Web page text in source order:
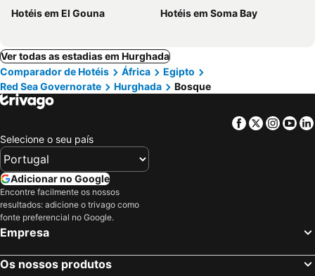
Hotéis em El Gouna
Hotéis em Soma Bay
Ver todas as estadias em Hurghada
Comparador de Hotéis
África
Egipto
Red Sea Governorate
Hurghada Bosque
Facebook
Twitter
Selecione o seu país
Adicionar no Google
Encontre facilmente os nossos
resultados: adicione o trivago como
fonte preferencial no Google.
Empresa
Os nossos produtos